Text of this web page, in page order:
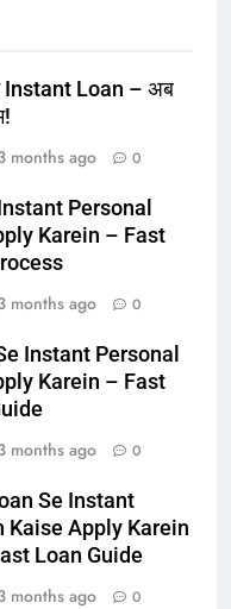
Instant Loan – अब
months ago 0
Personal
Karein – Fast
months ago 0
Instant Personal
Karein – Fast
months ago 0
Se Instant
Kaise Apply Karein
Loan Guide
months ago 0